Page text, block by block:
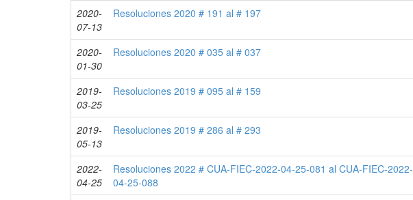
2020-
07-13
Resoluciones 2020 # 191 al # 197
2020-
01-30
Resoluciones 2020 # 035 al # 037
2019-
03-25
Resoluciones 2019 # 095 al # 159
2019-
05-13
Resoluciones 2019 # 286 al # 293
2022-
04-25
Resoluciones 2022 # CUA-FIEC-2022-04-25-081 al CUA-FIEC-2022-
04-25-088